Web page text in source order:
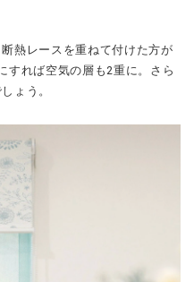
熱レースを重ねて付けた方が
すれば空気の層も2重に。さら
ょう。